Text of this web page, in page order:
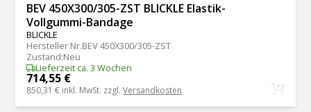
BEV 450X300/305-ZST BLICKLE Elastik-
Vollgummi-Bandage
BLICKLE
Hersteller Nr.BEV 450X300/305-ZST
Zustand:Neu
Lieferzeit ca. 3 Wochen
714,55 €
850,31 € inkl. MwSt. zzgl.Versandkosten